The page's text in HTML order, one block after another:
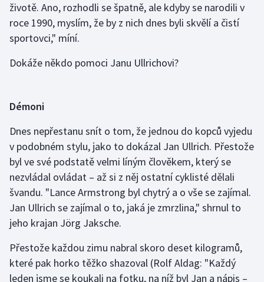
životě. Ano, rozhodli se špatně, ale kdyby se narodili v
roce 1990, myslím, že by z nich dnes byli skvělí a čistí
sportovci," míní.
Dokáže někdo pomoci Janu Ullrichovi?
Démoni
Dnes nepřestanu snít o tom, že jednou do kopců vyjedu
v podobném stylu, jako to dokázal Jan Ullrich. Přestože
byl ve své podstatě velmi líným člověkem, který se
nezvládal ovládat – až si z něj ostatní cyklisté dělali
švandu. "Lance Armstrong byl chytrý a o vše se zajímal.
Jan Ullrich se zajímal o to, jaká je zmrzlina," shrnul to
jeho krajan Jörg Jaksche.
Přestože každou zimu nabral skoro deset kilogramů,
které pak horko těžko shazoval (Rolf Aldag: "Každý
leden jsme se koukali na fotku, na níž byl Jan a nápis –